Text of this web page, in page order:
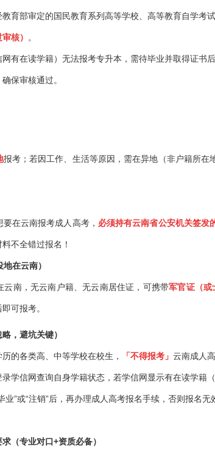
部审定的国民教育系列高等学校、高等教育自学考
核） 。
在读学籍）无法报考专升本，需待毕业并取得证书
保审核通过。
报考；若因工作、生活等原因，需在异地（非户籍所在
在云南报考成人高考， 必须持有云南省公安机关签发
不全错过报名！
在云南）
南，无云南户籍、无云南居住证，可携带军官证（或
可报考。
，避坑关键）
各类高、中等学校在校生， 「不得报考」 云南成人高
信网查询自身学籍状态，若学信网显示有在读学籍
业”或“注销”后，再办理成人高考报名手续，否则报名
（专业对口+资质必备）